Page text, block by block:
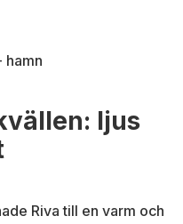
ljus
Riva till en varm och